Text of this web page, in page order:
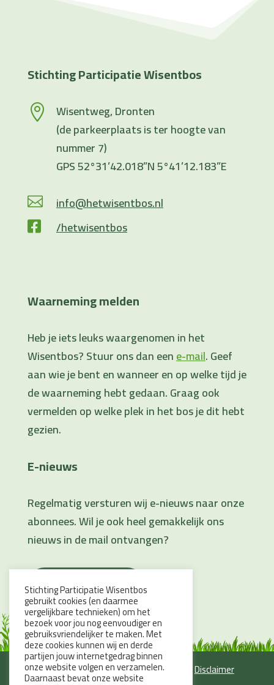
Stichting Participatie Wisentbos

Wisentweg, Dronten
(de parkeerplaats is ter hoogte van
nummer 7)
GPS 52°31’42.018”N 5°41’12.183”E
 info@hetwisentbos.nl
 /hetwisentbos
Waarneming melden
Heb je iets leuks waargenomen in het
Wisentbos? Stuur ons dan eene-mail. Geef
aan wie je bent en wanneer en op welke tijd je
de waarneming hebt gedaan. Graag ook
vermelden op welke plek in het bos je dit hebt
gezien.
E-nieuws
Regelmatig versturen wij e-nieuws naar onze
abonnees. Wil je ook heel gemakkelijk ons
nieuws in de mail ontvangen?
IK SCHRIJF ME IN
© 2026 Stichting Participatie Wisentbos –Disclaimer
Stichting Participatie Wisentbos
gebruikt cookies (en daarmee
vergelijkbare technieken) om het
bezoek voor jou nog eenvoudiger en
gebruiksvriendelijker te maken. Met
deze cookies kunnen wij en derde
partijen jouw internetgedrag binnen
onze website volgen en verzamelen.
Daarnaast bevat onze website